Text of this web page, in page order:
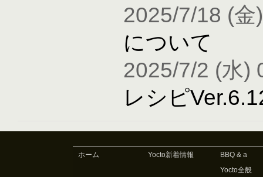
2025/7/18 (金
について
2025/7/2 (水)
レシピ
ホーム Yocto新着情報
BBQ & a
Yocto全般